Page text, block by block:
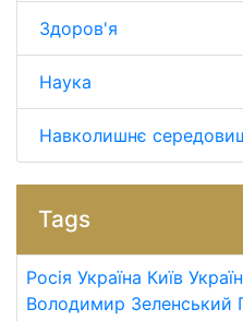
Здоров'я
Наука
Навколишнє
Tags
Росія Україна Київ
Володимир Зеленський